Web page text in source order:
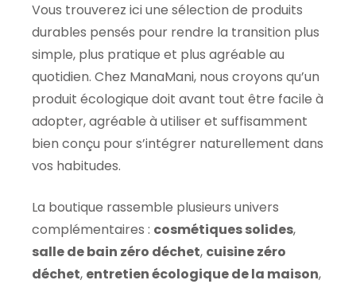
Vous trouverez ici une sélection de produits
durables pensés pour rendre la transition plus
simple, plus pratique et plus agréable au
quotidien. Chez ManaMani, nous croyons qu’un
produit écologique doit avant tout être facile à
adopter, agréable à utiliser et suffisamment
bien conçu pour s’intégrer naturellement dans
vos habitudes.
La boutique rassemble plusieurs univers
complémentaires : cosmétiques solides,
salle de bain zéro déchet, cuisine zéro
déchet, entretien écologique de la maison,